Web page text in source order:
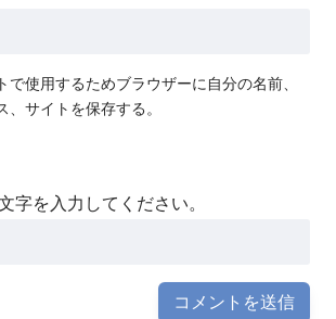
で使用するためブラウザーに自分の名前、
、サイトを保存する。
字を入力してください。